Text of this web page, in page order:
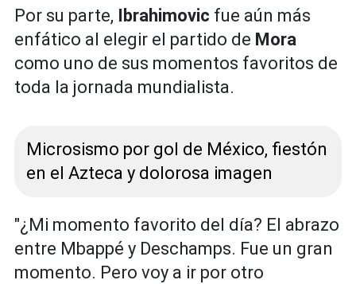
Por su parte, Ibrahimovic fue aún más
enfático al elegir el partido de Mora
como uno de sus momentos favoritos de
toda la jornada mundialista.
Microsismo por gol de México, fiestón
en el Azteca y dolorosa imagen
"¿Mi momento favorito del día? El abrazo
entre Mbappé y Deschamps. Fue un gran
momento. Pero voy a ir por otro